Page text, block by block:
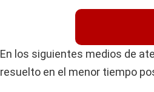
En los siguientes medios de
resuelto en el menor tiempo